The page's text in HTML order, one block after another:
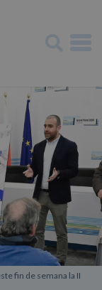
fin de semana la II